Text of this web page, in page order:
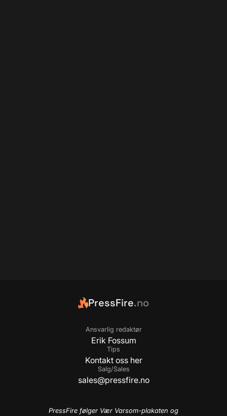
PressFire.no
Ansvarlig redaktør
Erik Fossum
Tips
Kontakt oss her
Salg/Sales
sales@pressfire.no
PressFire følger Vær Varsom-plakaten og